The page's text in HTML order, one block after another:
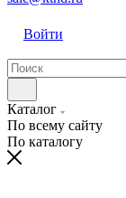
Войти
Каталог
По всему сайту
По каталогу